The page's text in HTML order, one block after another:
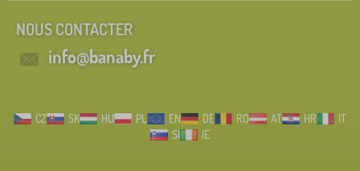
NOUS CONTACTER
info@banaby.fr
CZ SK HU PL EN DE RO AT HR
IT
SI
IE